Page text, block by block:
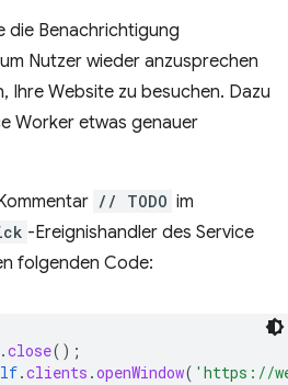
die Benachrichtigung
Nutzer wieder anzusprechen
Ihre Website zu besuchen. Dazu
Worker etwas genauer
// TODO im
-Ereignishandler des Service
folgenden Code:
.close();
.clients .openWindow( 'https://